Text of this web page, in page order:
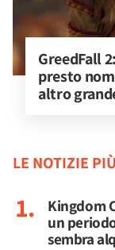
GreedFall
presto
altro
LE NOTIZIE
Kingdom
un
sembra